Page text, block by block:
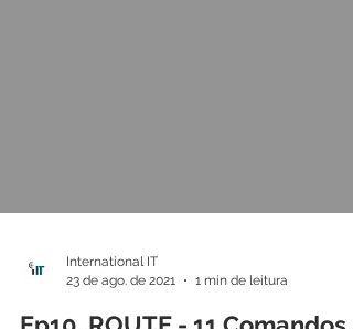
23 de ago. de 2021
1 min de leitura